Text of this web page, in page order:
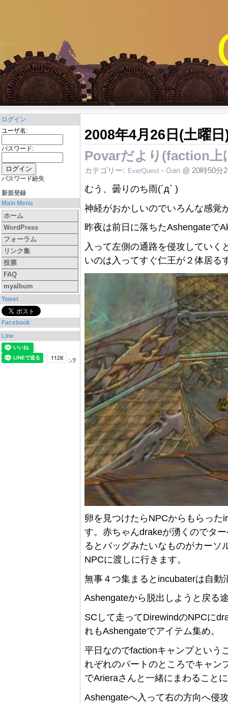
ログイン
ユーザ名:
パスワード:
パスワード紛失
新規登録
Main Menu
ホーム
WordPress
フォーラム
リンク集
投票
FAQ
myalbum
Tweet
Facebook
Line
:-?
2008年4月26日(土曜日
Povarだより(faction上
カテゴリー: EverQuest - Gan @ 20時50分
むう、曇りのち雨(´д` )
神経がおかしいのでいろんな感覚
昨夜は前日に落ちたAshengateで
入って左側の通路を侵攻していく
いのは入ってすぐ仁王が２体居る
卵を見つけたらNPCからもらっ
す。赤ちゃんdrakeが湧くのでタ
るとバッグみたいなものがカーソ
NPCに渡しに行きます。
無事４つ集まるとincubaterは自動
Ashengateから脱出しようと戻る
SCして走ってDirewindのNPCに
れもAshengateでアイテム集め。
平日なのでfactionキャンプという
れぞれのパートのところでキャン
でArieraさんと一緒にまわること
Ashengateへ入って右の方向へ侵